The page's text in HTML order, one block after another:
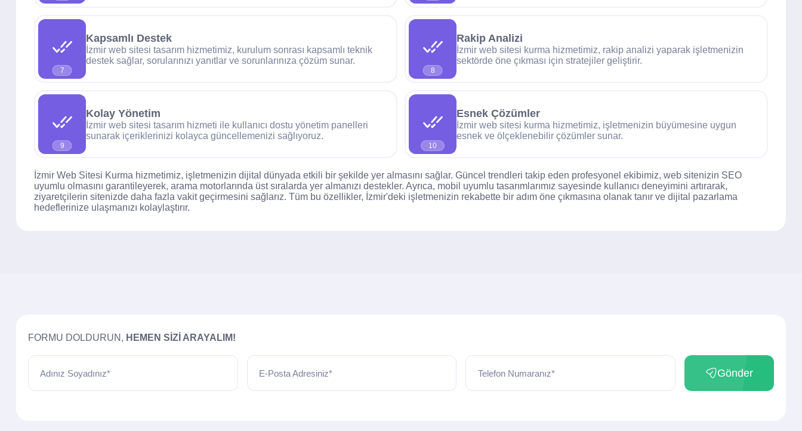
7
Kapsamlı Destek
İzmir web sitesi tasarım hizmetimiz, kurulum sonrası kapsamlı teknik
destek sağlar, sorularınızı yanıtlar ve sorunlarınıza çözüm sunar.
8
Rakip Analizi
İzmir web sitesi kurma hizmetimiz, rakip analizi yaparak işletmenizin
sektörde öne çıkması için stratejiler geliştirir.
9
Kolay Yönetim
İzmir web sitesi tasarım hizmeti ile kullanıcı dostu yönetim panelleri
sunarak içeriklerinizi kolayca güncellemenizi sağlıyoruz.
10
Esnek Çözümler
İzmir web sitesi kurma hizmetimiz, işletmenizin büyümesine uygun
esnek ve ölçeklenebilir çözümler sunar.
İzmir Web Sitesi Kurma hizmetimiz, işletmenizin dijital dünyada etkili bir şekilde yer almasını sağlar. Güncel trendleri takip eden profesyonel ekibimiz, web sitenizin SEO
uyumlu olmasını garantileyerek, arama motorlarında üst sıralarda yer almanızı destekler. Ayrıca, mobil uyumlu tasarımlarımız sayesinde kullanıcı deneyimini artırarak,
ziyaretçilerin sitenizde daha fazla vakit geçirmesini sağlarız. Tüm bu özellikler, İzmir'deki işletmenizin rekabette bir adım öne çıkmasına olanak tanır ve dijital pazarlama
hedeflerinize ulaşmanızı kolaylaştırır.
FORMU DOLDURUN, HEMEN SIZI ARAYALIM!
Adınız Soyadınız* E-Posta Adresiniz* Telefon Numaranız* Gönder